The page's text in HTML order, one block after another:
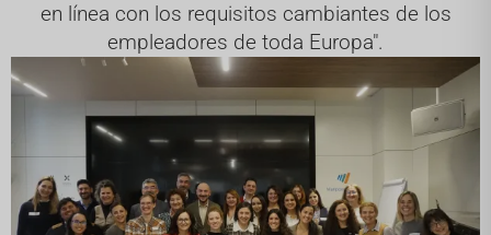
en línea con los requisitos cambiantes de los
empleadores de toda Europa".